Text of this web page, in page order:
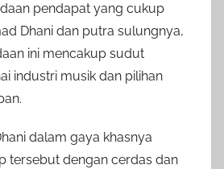
pendapat yang cukup
Dhani dan putra sulungnya,
ini mencakup sudut
industri musik dan pilihan
dalam gaya khasnya
tersebut dengan cerdas dan